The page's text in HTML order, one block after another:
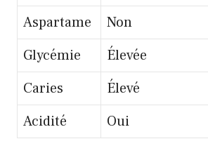
Aspartame
Non
Glycémie
Élevée
Caries
Élevé
Acidité
Oui